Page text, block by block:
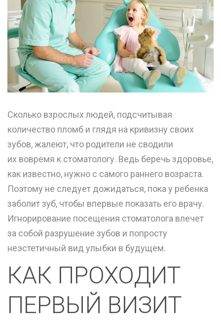
Сколько взрослых людей, подсчитывая
количество пломб и глядя на кривизну своих
зубов, жалеют, что родители не сводили
их вовремя к стоматологу. Ведь беречь здоровье,
как известно, нужно с самого раннего возраста.
Поэтому не следует дожидаться, пока у ребенка
заболит зуб, чтобы впервые показать его врачу.
Игнорирование посещения стоматолога влечет
за собой разрушение зубов и попросту
неэстетичный вид улыбки в будущем.
КАК ПРОХОДИТ
ПЕРВЫЙ ВИЗИТ